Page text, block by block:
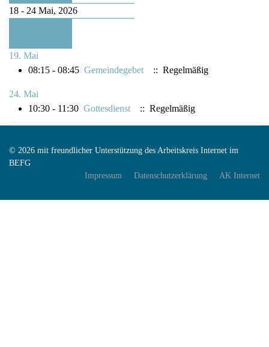
18 - 24 Mai, 2026
19. Mai
08:15 - 08:45 Gemeindegebet :: Regelmäßig
24. Mai
10:30 - 11:30 Gottesdienst :: Regelmäßig
© 2026 mit freundlicher Unterstützung des Arbeitskreis Internet im
BEFG
Impressum
Datenschutzerklärung AK Internet